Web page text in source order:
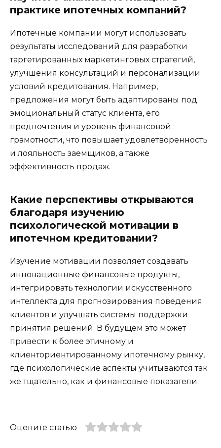
практике ипотечных компаний?
Ипотечные компании могут использовать
результаты исследований для разработки
таргетированных маркетинговых стратегий,
улучшения консультаций и персонализации
условий кредитования. Например,
предложения могут быть адаптированы под
эмоциональный статус клиента, его
предпочтения и уровень финансовой
грамотности, что повышает удовлетворенность
и лояльность заемщиков, а также
эффективность продаж.
Какие перспективы открываются
благодаря изучению
психологической мотивации в
ипотечном кредитовании?
Изучение мотивации позволяет создавать
инновационные финансовые продукты,
интегрировать технологии искусственного
интеллекта для прогнозирования поведения
клиентов и улучшать системы поддержки
принятия решений. В будущем это может
привести к более этичному и
клиенториентированному ипотечному рынку,
где психологические аспекты учитываются так
же тщательно, как и финансовые показатели.
Оцените статью